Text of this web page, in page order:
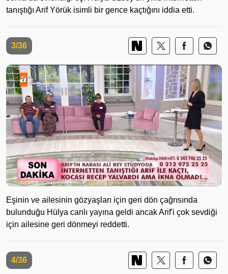
tanıştığı Arif Yörük isimli bir gence kaçtığını iddia etti.
3/36
Eşinin ve ailesinin gözyaşları için geri dön çağrısında
bulunduğu Hülya canlı yayına geldi ancak Arif'i çok sevdiği
için ailesine geri dönmeyi reddetti.
4/36